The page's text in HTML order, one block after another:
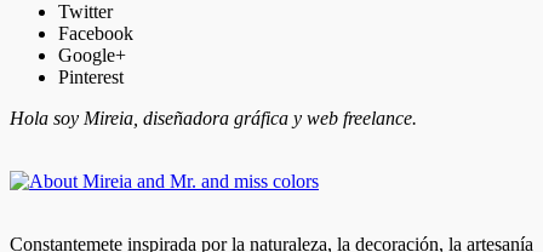
Twitter
Facebook
Google+
Pinterest
Hola soy Mireia, diseñadora gráfica y web freelance.
Constantemete inspirada por la naturaleza, la decoración, la artesanía